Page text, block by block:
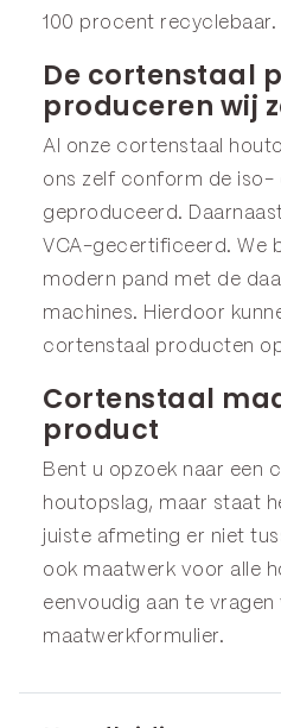
100 procent recyclebaar.
De cortenstaal
produceren wij
Al onze cortenstaal
ons zelf conform de iso-
geproduceerd.
VCA-gecertificeerd. We
modern pand met de
machines. Hierdoor
cortenstaal producten
Cortenstaal
product
Bent u opzoek naar een
houtopslag, maar staat
juiste afmeting er niet
ook maatwerk voor alle
eenvoudig aan te vragen
maatwerkformulier.